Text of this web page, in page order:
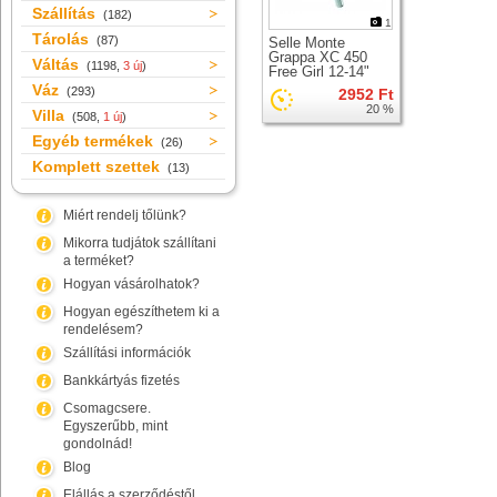
Szállítás (182)
Tárolás (87)
Váltás (1198, 3 új)
Váz (293)
Villa (508, 1 új)
Egyéb termékek (26)
Komplett szettek (13)
Miért rendelj tőlünk?
Mikorra tudjátok szállítani
a terméket?
Hogyan vásárolhatok?
Hogyan egészíthetem ki a
rendelésem?
Szállítási információk
Bankkártyás fizetés
Csomagcsere.
Egyszerűbb, mint
gondolnád!
Blog
1
Selle Monte
Grappa XC 450
Free Girl 12-14"
nyereg
2952 Ft
20 %